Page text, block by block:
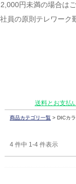
2,000円未満の場合は
社員の原則テレワーク
送料とお支払
商品カテゴリ一覧> DICカ
4 件中 1-4 件表示